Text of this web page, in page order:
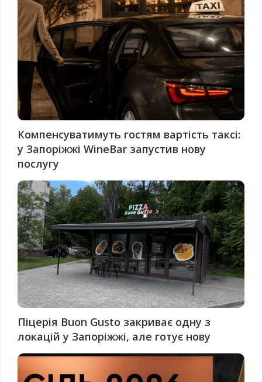
Компенсуватимуть гостям вартість таксі:
у Запоріжжі WineBar запустив нову
послугу
Піцерія Buon Gusto закриває одну з
локацій у Запоріжжі, але готує нову